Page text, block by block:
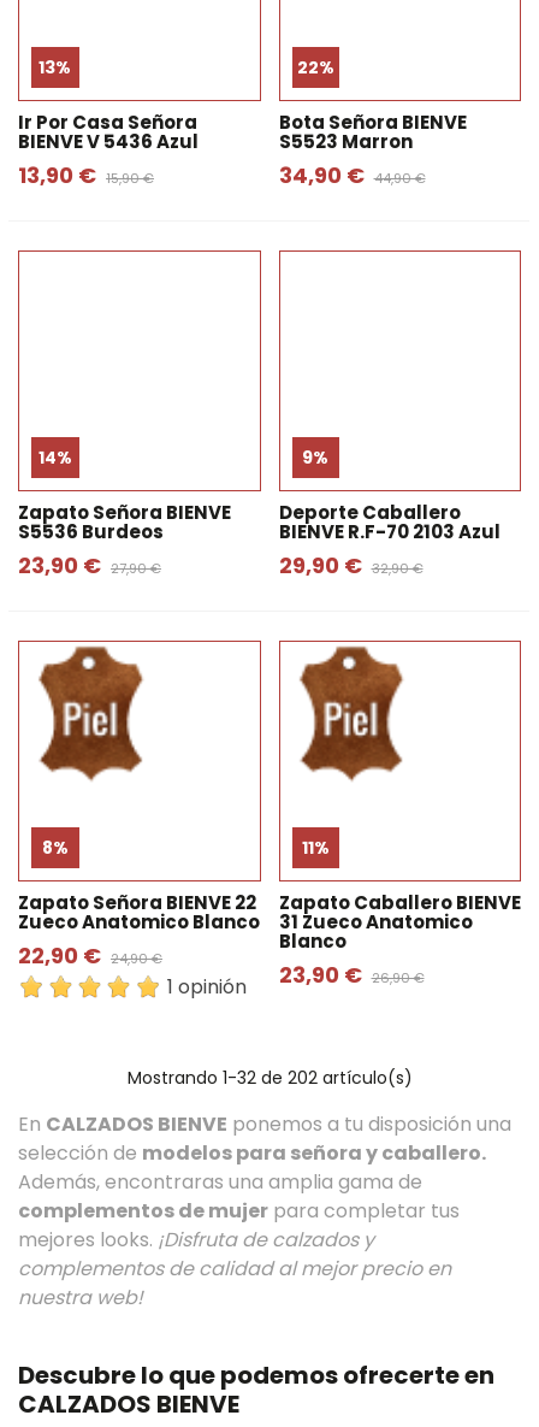
13%
Ir Por Casa Señora
BIENVE V 5436 Azul
13,90 € 15,90 €
22%
Bota Señora BIENVE
S5523 Marron
34,90 € 44,90 €
14%
Zapato Señora BIENVE
S5536 Burdeos
23,90 € 27,90 €
9%
Deporte Caballero
BIENVE R.f-70 2103 Azul
29,90 € 32,90 €
8%
Zapato Señora BIENVE 22
Zueco Anatomico Blanco
22,90 € 24,90 €
1 opinión
11%
Zapato Caballero BIENVE
31 Zueco Anatomico
Blanco
23,90 € 26,90 €
Mostrando 1-32 de 202 artículo(s)
En CALZADOS BIENVE ponemos a tu disposición una
selección de modelos para señora y caballero.
Además, encontraras una amplia gama de
complementos de mujer para completar tus
mejores looks. ¡Disfruta de calzados y
complementos de calidad al mejor precio en
nuestra web!
Descubre lo que podemos ofrecerte en
CALZADOS BIENVE